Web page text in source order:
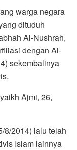
warga negara
dituduh
Al-Nushrah,
dengan Al-
sekembalinya
Ajmi, 26,
8/2014) lalu telah
Islam lainnya